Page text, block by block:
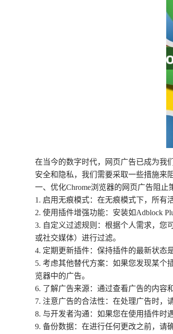
在当今的数字时代，网页广告已成为我
安全和隐私，我们需要采取一些措施来
一、优化Chrome浏览器的网页广告阻止
1. 启用无痕模式：在无痕模式下，所有
2. 使用插件增强功能：安装如Adblock
3. 自定义过滤规则：根据个人需求，您
或社交媒体）进行过滤。
4. 定期更新插件：保持插件的最新状态
5. 考虑其他替代方案：如果您发现某个
览器中的广告。
6. 了解广告来源：通过查看广告的内容
7. 注意广告的合法性：在处理广告时，
8. 与开发者沟通：如果您在使用插件时
9. 备份数据：在进行任何更改之前，请